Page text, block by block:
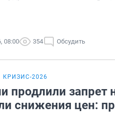
08:00 354 Обсудить
КРИЗИС-2026
продлили запрет
снижения цен: